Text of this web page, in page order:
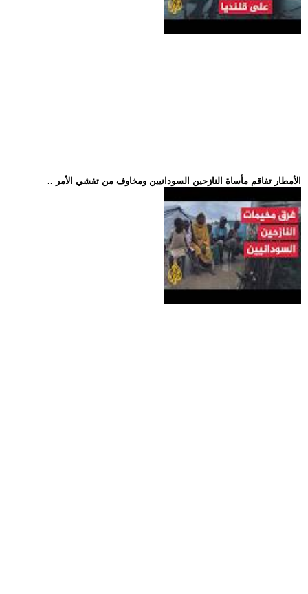
.. الأمطار تفاقم مأساة النازحين السودانيين ومخاوف من تفشي الأمر